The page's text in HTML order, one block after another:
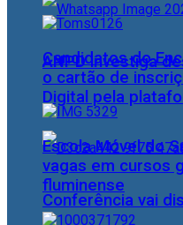
ANPD investiga
Digital pela
Conferência vai
Candidatos do
o cartão de
Escola Móvel do
vagas em cursos
fluminense